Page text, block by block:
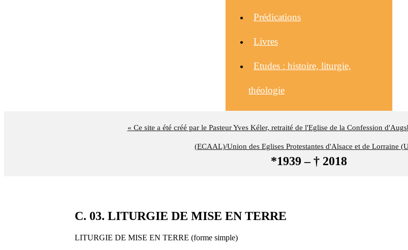
« Ce site a été créé par le Pasteur Yves Kéler, retraité de l'Eglise de la Confession
(ECAAL)/Union des Eglises Protestantes d'Alsace et de Lorraine
*1939 – † 2018
Prédications
Livres
Etudes : histoire, liturgie,
théologie
C. 03. LITURGIE DE MISE EN TERRE
LITURGIE DE MISE EN TERRE (forme simple)